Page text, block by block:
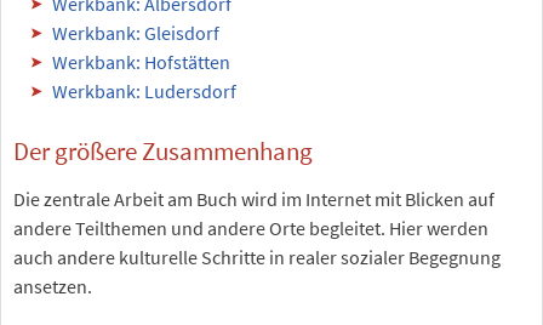
Werkbank: Gleisdorf
Werkbank: Hofstätten
Werkbank: Ludersdorf
Der größere Zusammenhang
Die zentrale Arbeit am Buch wird im Internet mit Blicken auf
andere Teilthemen und andere Orte begleitet. Hier werden
auch andere kulturelle Schritte in realer sozialer Begegnung
ansetzen.